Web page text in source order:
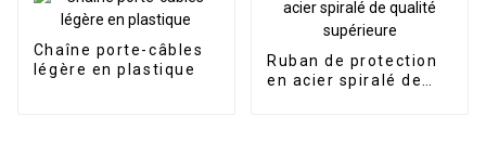
Chaîne porte-câbles
légère en plastique
Ruban de protection
en acier spiralé de